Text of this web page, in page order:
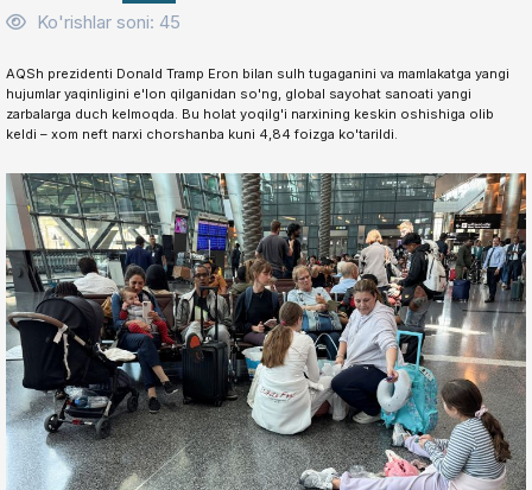
Ko'rishlar soni: 45
AQSh prezidenti Donald Tramp Eron bilan sulh tugaganini va mamlakatga yangi
hujumlar yaqinligini e'lon qilganidan so'ng, global sayohat sanoati yangi
zarbalarga duch kelmoqda. Bu holat yoqilg'i narxining keskin oshishiga olib
keldi – xom neft narxi chorshanba kuni 4,84 foizga ko'tarildi.